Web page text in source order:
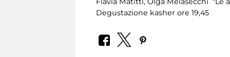
Degustazione kasher ore 19,45